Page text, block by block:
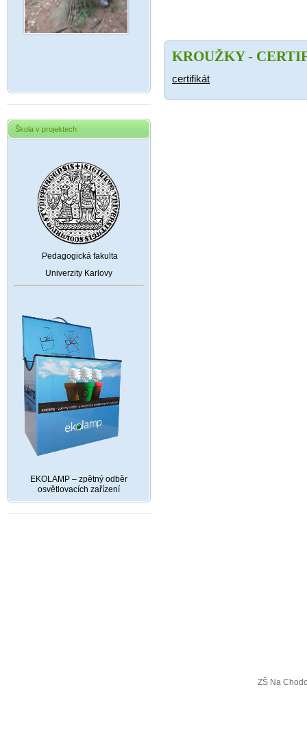
Škola v projektech
Pedagogická fakulta
Univerzity Karlovy
EKOLAMP – zpětný odběr
osvětlovacích zařízení
KROUŽKY -
certifikát
ZŠ Na